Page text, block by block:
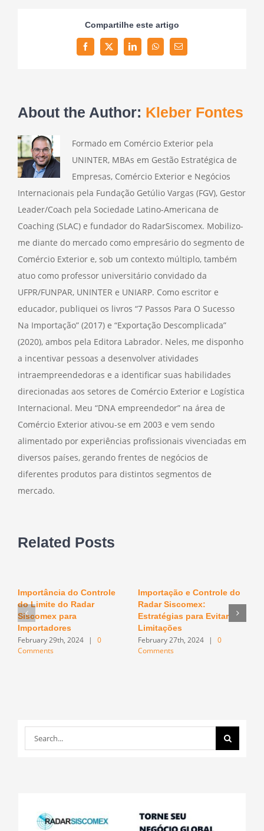
Compartilhe este artigo
FacebookTwitterLinkedInWhatsAppEmail
About the Author: Kleber Fontes
Formado em Comércio Exterior pela
UNINTER, MBAs em Gestão Estratégica de
Empresas, Comércio Exterior e Negócios
Internacionais pela Fundação Getúlio Vargas (FGV), Gestor
Leader/Coach pela Sociedade Latino-Americana de
Coaching (SLAC) e fundador do RadarSiscomex. Mobilizo-
me diante do mercado como empresário do segmento de
Comércio Exterior e, sob um contexto múltiplo, também
atuo como professor universitário convidado da
UFPR/FUNPAR, UNINTER e UNIARP. Como escritor e
educador, publiquei os livros “7 Passos Para O Sucesso
Na Importação” (2017) e “Exportação Descomplicada”
(2020), ambos pela Editora Labrador. Neles, me disponho
a incentivar pessoas a desenvolver atividades
intraempreendedoras e a identificar suas habilidades
direcionadas aos setores de Comércio Exterior e Logística
Internacional. Meu “DNA empreendedor” na área de
Comércio Exterior ativou-se em 2003 e vem sendo
alimentado por experiências profissionais vivenciadas em
diversos países, gerando frentes de negócios de
diferentes produtos para distintos segmentos de
mercado.
Related Posts
Importância do Controle
do Limite do Radar
Siscomex para
Importadores
February 29th, 2024 |
0
Comments
Importação e Controle do
Radar Siscomex:
Estratégias para Evitar
Limitações
February 27th, 2024 |
0
Comments
Search
for: